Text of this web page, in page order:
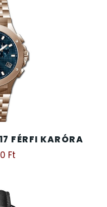
FÉRFI KARÓRA
Ft